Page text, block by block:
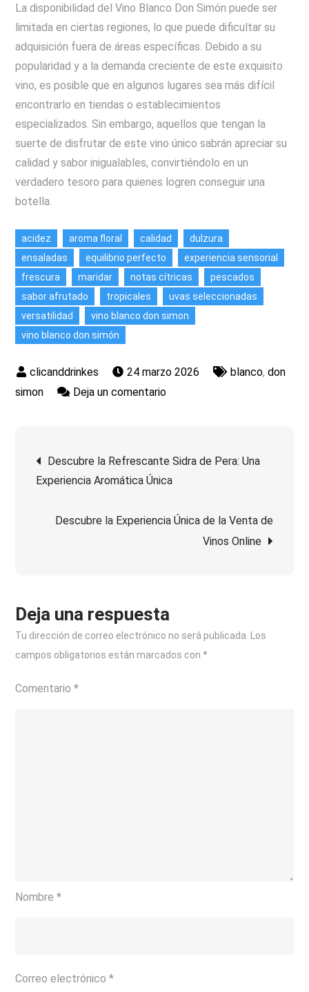
La disponibilidad del Vino Blanco Don Simón puede ser
limitada en ciertas regiones, lo que puede dificultar su
adquisición fuera de áreas específicas. Debido a su
popularidad y a la demanda creciente de este exquisito
vino, es posible que en algunos lugares sea más difícil
encontrarlo en tiendas o establecimientos
especializados. Sin embargo, aquellos que tengan la
suerte de disfrutar de este vino único sabrán apreciar su
calidad y sabor inigualables, convirtiéndolo en un
verdadero tesoro para quienes logren conseguir una
botella.
acidez aroma floral calidad
dulzura
ensaladas
equilibrio perfecto
experiencia sensorial
frescura
maridar notas cítricas
pescados
sabor afrutado
tropicales
uvas seleccionadas
versatilidad
vino blanco don simon
vino blanco don simón
24 marzo 2026 blanco,don
simon
Deja un comentarioen
del
Vino
Don
Navegación
de
entradas
Descubre la Refrescante Sidra de Pera: Una
Experiencia Aromática Única
Descubre la Experiencia Única de la Venta de
Vinos Online
Deja una respuesta
Tu dirección de correo electrónico no será publicada.
Los
campos obligatorios están marcados con*
Comentario*
Nombre*
Correo electrónico*